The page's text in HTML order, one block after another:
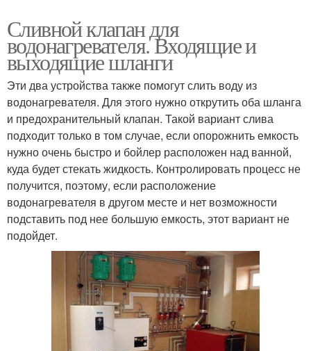
Сливной клапан для
водонагревателя. Входящие и
выходящие шланги
Эти два устройства также помогут слить воду из
водонагревателя. Для этого нужно открутить оба шланга
и предохранительный клапан. Такой вариант слива
подходит только в том случае, если опорожнить емкость
нужно очень быстро и бойлер расположен над ванной,
куда будет стекать жидкость. Контролировать процесс не
получится, поэтому, если расположение
водонагревателя в другом месте и нет возможности
подставить под нее большую емкость, этот вариант не
подойдет.